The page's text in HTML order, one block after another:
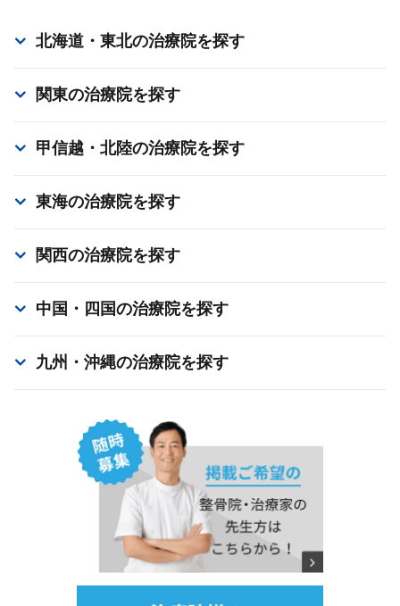
北海道・東北の治療院を探す
関東の治療院を探す
甲信越・北陸の治療院を探す
東海の治療院を探す
関西の治療院を探す
中国・四国の治療院を探す
九州・沖縄の治療院を探す